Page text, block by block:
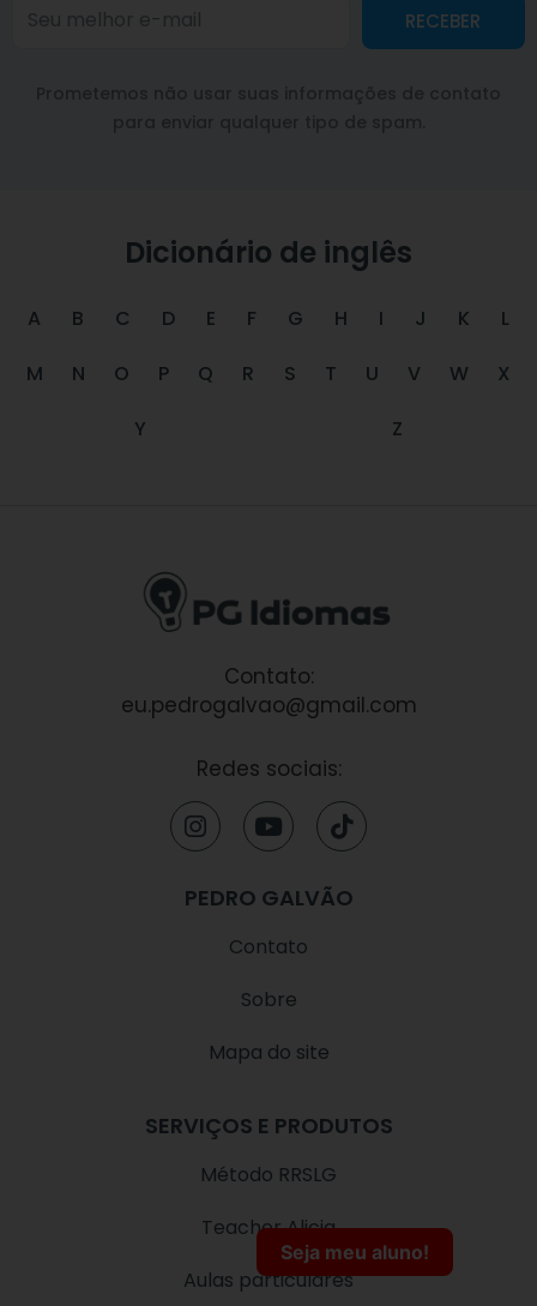
Seja meu aluno!
RECEBER
Dicionário de inglês
A B C D E F G H I J K
L
M
N O P Q R S T U V W
X
Y
Z
Contato:
eu.pedrogalvao@gmail.com
Redes sociais:
I
n
t
a
Y
o
t
u
b
e
T
i
t
o
PEDRO GALVÃO
Contato
Sobre
Mapa do site
SERVIÇOS E PRODUTOS
Método RRSLG
Teacher Alicia
Aulas particulares